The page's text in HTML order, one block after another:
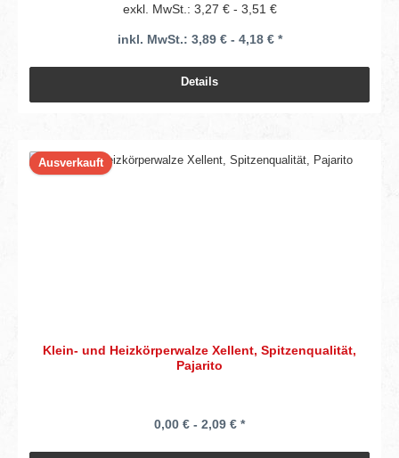
exkl. MwSt.: 3,27 € - 3,51 €
inkl. MwSt.: 3,89 € - 4,18 € *
Details
Ausverkauft
Klein- und Heizkörperwalze Xellent, Spitzenqualität,
Pajarito
0,00 € - 2,09 € *